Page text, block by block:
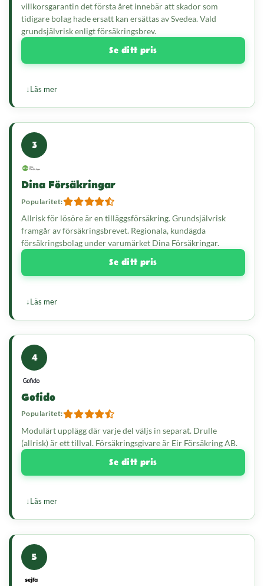
villkorsgarantin det första året innebär att skador som
tidigare bolag hade ersatt kan ersättas av Svedea. Vald
grundsjälvrisk enligt försäkringsbrev.
Se ditt pris
Läs mer
3
Dina Försäkringar
Popularitet:
Allrisk för lösöre är en tilläggsförsäkring. Grundsjälvrisk
framgår av försäkringsbrevet. Regionala, kundägda
försäkringsbolag under varumärket Dina Försäkringar.
Se ditt pris
Läs mer
4
Gofido
Popularitet:
Modulärt upplägg där varje del väljs in separat. Drulle
(allrisk) är ett tillval. Försäkringsgivare är Eir Försäkring AB.
Se ditt pris
Läs mer
5